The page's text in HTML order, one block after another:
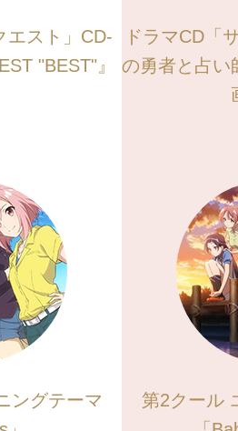
エスト」CD-
"BEST"』
ドラマCD「
の勇者と占い
ングテーマ
第2クール